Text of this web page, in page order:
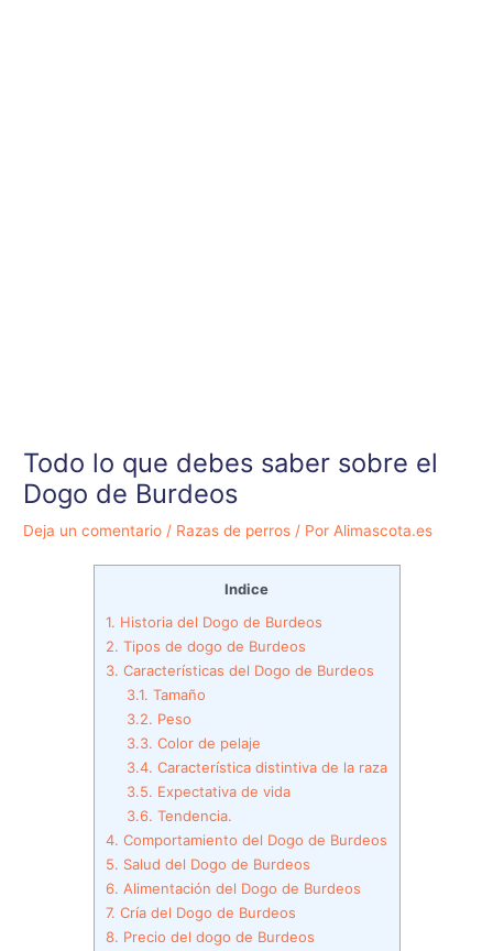
Todo lo que debes saber sobre el
Dogo de Burdeos
Deja un comentario / Razas de perros / Por Alimascota.es
Indice
1. Historia del Dogo de Burdeos
2. Tipos de dogo de Burdeos
3. Características del Dogo de Burdeos
3.1. Tamaño
3.2. Peso
3.3. Color de pelaje
3.4. Característica distintiva de la raza
3.5. Expectativa de vida
3.6. Tendencia.
4. Comportamiento del Dogo de Burdeos
5. Salud del Dogo de Burdeos
6. Alimentación del Dogo de Burdeos
7. Cría del Dogo de Burdeos
8. Precio del dogo de Burdeos